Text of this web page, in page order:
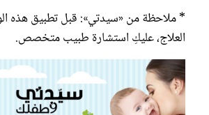
* ملاحظة من «سيدتي»: قبل تطبيق هذه
العلاج، عليكِ استشارة طبيب متخصص.